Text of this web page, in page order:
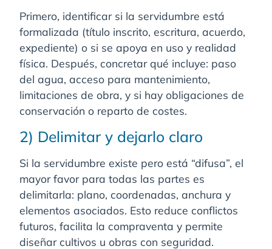
Primero, identificar si la servidumbre está
formalizada (título inscrito, escritura, acuerdo,
expediente) o si se apoya en uso y realidad
física. Después, concretar qué incluye: paso
del agua, acceso para mantenimiento,
limitaciones de obra, y si hay obligaciones de
conservación o reparto de costes.
2) Delimitar y dejarlo claro
Si la servidumbre existe pero está “difusa”, el
mayor favor para todas las partes es
delimitarla: plano, coordenadas, anchura y
elementos asociados. Esto reduce conflictos
futuros, facilita la compraventa y permite
diseñar cultivos u obras con seguridad.